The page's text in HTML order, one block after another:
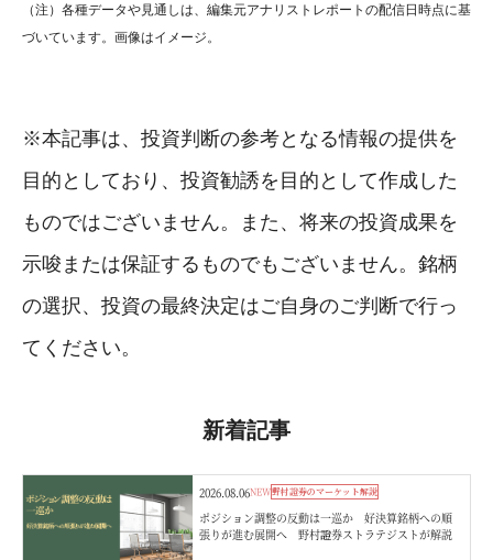
（注）各種データや見通しは、編集元アナリストレポートの配信日時点に基
づいています。画像はイメージ。
※本記事は、投資判断の参考となる情報の提供を
目的としており、投資勧誘を目的として作成した
ものではございません。また、将来の投資成果を
示唆または保証するものでもございません。銘柄
の選択、投資の最終決定はご自身のご判断で行っ
てください。
新着記事
2026.08.06NEW野村證券のマーケット解説
ポジション調整の反動は一巡か 好決算銘柄への順
張りが進む展開へ 野村證券ストラテジストが解説